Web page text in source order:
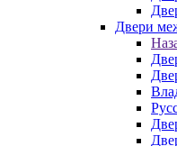
Двери